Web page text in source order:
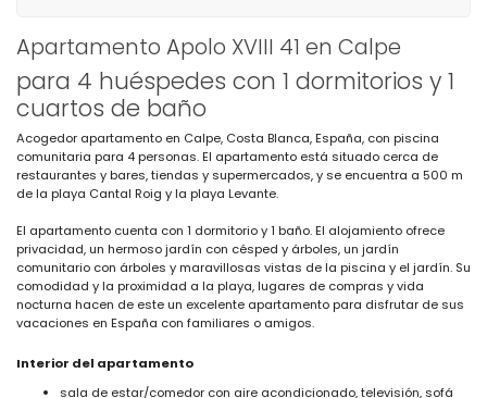
Apartamento Apolo XVIII 41 en Calpe
para 4 huéspedes con 1 dormitorios y 1
cuartos de baño
Acogedor apartamento en Calpe, Costa Blanca, España, con piscina
comunitaria para 4 personas. El apartamento está situado cerca de
restaurantes y bares, tiendas y supermercados, y se encuentra a 500 m
de la playa Cantal Roig y la playa Levante.
El apartamento cuenta con 1 dormitorio y 1 baño. El alojamiento ofrece
privacidad, un hermoso jardín con césped y árboles, un jardín
comunitario con árboles y maravillosas vistas de la piscina y el jardín. Su
comodidad y la proximidad a la playa, lugares de compras y vida
nocturna hacen de este un excelente apartamento para disfrutar de sus
vacaciones en España con familiares o amigos.
Interior del apartamento
sala de estar/comedor con aire acondicionado, televisión, sofá